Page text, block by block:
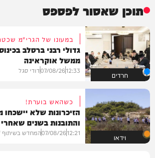
תוכן שאסור לפספס
חרדים
במעונו של הגרי"מ
גדולי רבני ברסלב
ממשל אוקראינה
12:33
07/08/26דודי סגל
וידאו
כשהאש בוערת!
הזיכרונות שלא
והתובנות בשנים שאחרי
12:21
07/08/26המחדש בשיתוף